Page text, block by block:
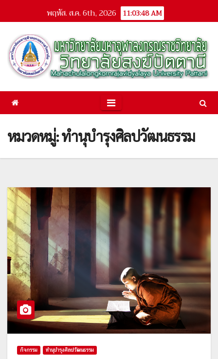
พฤหัส. ส.ค. 6th, 2026 11:03:49 AM
หมวดหมู่: ทำนุบำรุงศิลปวัฒนธรรม
กิจกรรม ทำนุบำรุงศิลปวัฒนธรรม